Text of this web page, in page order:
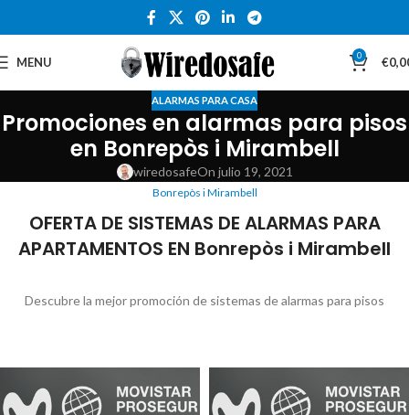
MENU 0 €
ALARMAS PARA CASA
Promociones en alarmas para pisos
en Bonrepòs i Mirambell
wiredosafeOn julio 19, 2021
Bonrepòs i Mirambell
OFERTA DE SISTEMAS DE ALARMAS PARA
APARTAMENTOS EN Bonrepòs i Mirambell
Descubre la mejor promoción de sistemas de alarmas para pisos